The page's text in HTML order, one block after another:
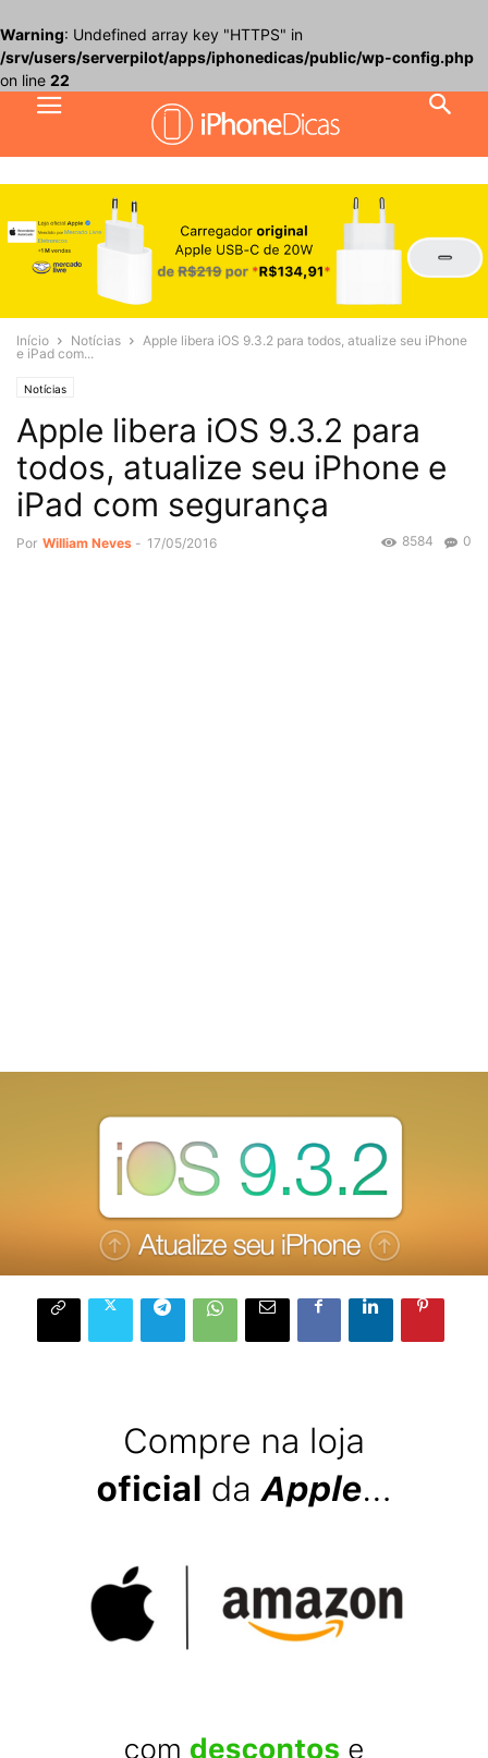
Warning: Undefined array key "HTTPS" in
/srv/users/serverpilot/apps/iphonedicas/public/wp-config.php
on line 22
Início Notícias
Apple libera iOS 9.3.2 para todos, atualize seu iPhone
e iPad com...
Notícias
Apple libera iOS 9.3.2 para
todos, atualize seu iPhone e
iPad com segurança
Por William Neves - 17/05/2016 0
8584